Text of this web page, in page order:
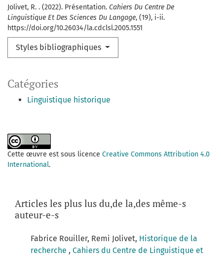
Catégories
Linguistique historique
Jolivet, R. . (2022). Présentation. Cahiers Du Centre De
Linguistique Et Des Sciences Du Langage, (19), i-ii.
https://doi.org/10.26034/la.cdclsl.2005.1551
Styles bibliographiques
Cette œuvre est sous licence Creative Commons Attribution 4.0
International.
Articles les plus lus du,de la,des même-s
auteur-e-s
Fabrice Rouiller, Remi Jolivet, Historique de la
recherche , Cahiers du Centre de Linguistique et